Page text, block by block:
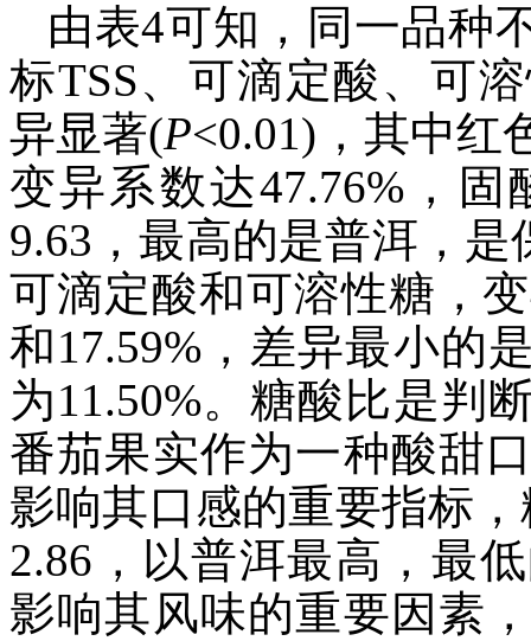
由表4可知，同一品种
标TSS、可滴定酸、可
异显著(P<0.01)，其中红
变异系数达47.76%，固
9.63，最高的是普洱，
可滴定酸和可溶性糖，
和17.59%，差异最小的
为11.50%。糖酸比是判
番茄果实作为一种酸甜
影响其口感的重要指标
2.86，以普洱最高，最
影响其风味的重要因素